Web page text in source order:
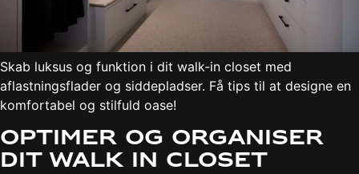
Skab luksus og funktion i dit walk-in closet med
aflastningsflader og siddepladser. Få tips til at designe en
komfortabel og stilfuld oase!
Optimer og organiser
dit walk in closet